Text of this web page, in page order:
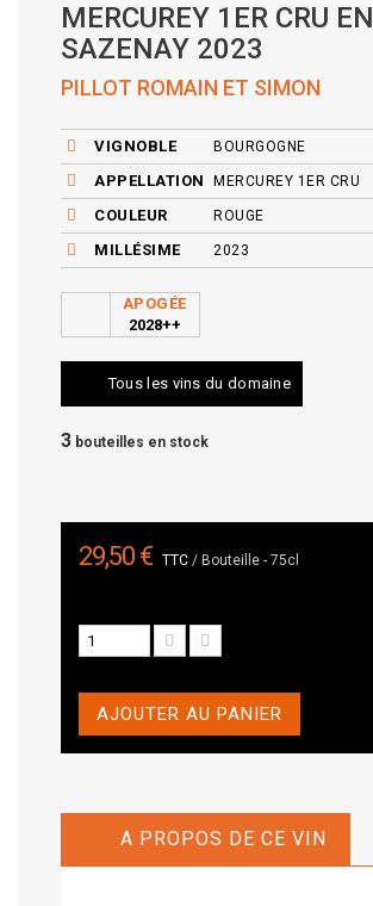
MERCUREY 1ER CRU EN
SAZENAY 2023
PILLOT ROMAIN ET SIMON
VIGNOBLE BOURGOGNE
APPELLATION MERCUREY 1ER CRU
COULEUR ROUGE
MILLÉSIME 2023
APOGÉE
2028++
Tous les vins du domaine
3 bouteilles en stock
29,50 € TTC/ Bouteille - 75cl
AJOUTER AU PANIER
A PROPOS DE CE VIN